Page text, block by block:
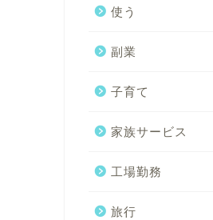
使う
副業
子育て
家族サービス
工場勤務
旅行